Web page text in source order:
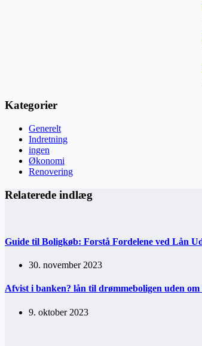
Kategorier
Generelt
Indretning
ingen
Økonomi
Renovering
Relaterede indlæg
Guide til Boligkøb: Forstå Fordelene ved Lån
30. november 2023
Afvist i banken? lån til drømmeboligen uden om
9. oktober 2023